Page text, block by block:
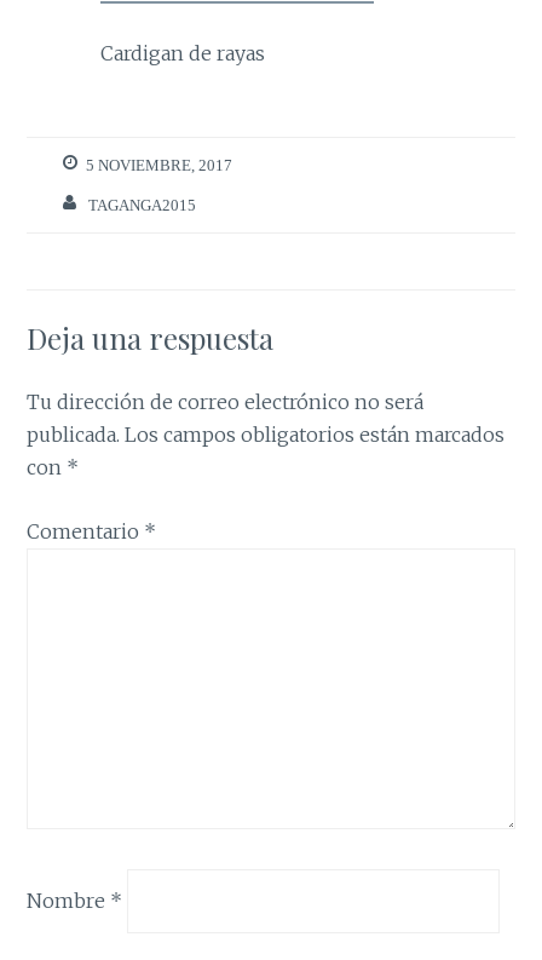
Cardigan de rayas
5 NOVIEMBRE, 2017
TAGANGA2015
Deja una respuesta
Tu dirección de correo electrónico no será
publicada. Los campos obligatorios están marcados
con *
Comentario *
Nombre *